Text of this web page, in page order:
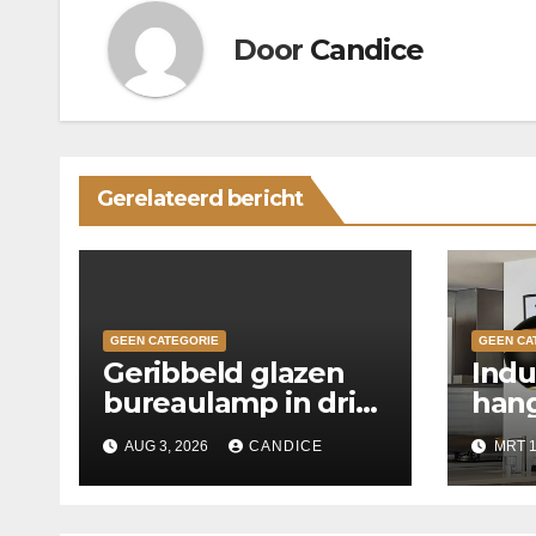
Door Candice
Gerelateerd bericht
GEEN CATEGORIE
Geribbeld glazen
bureaulamp in drie
kleuren
AUG 3, 2026 CANDICE
GEEN
MRT